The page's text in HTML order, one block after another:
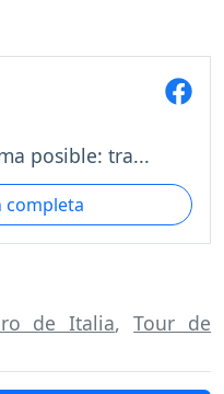
posible: tra...
completa
de Italia,Tour de